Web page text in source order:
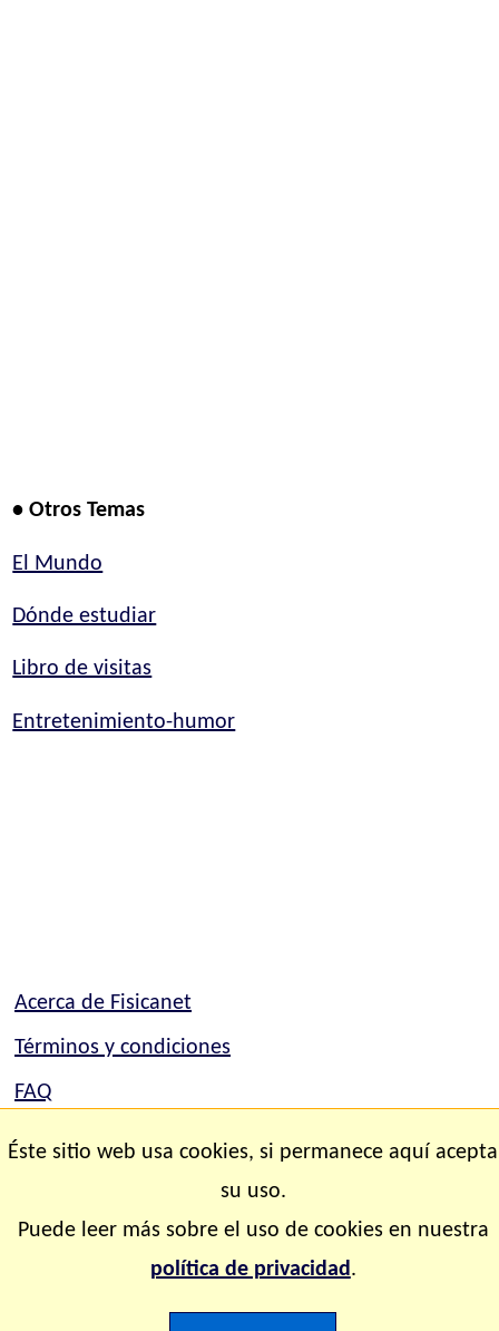
• Otros Temas
El Mundo
Dónde estudiar
Libro de visitas
Entretenimiento-humor
Acerca de Fisicanet
Términos y condiciones
FAQ
Mapa del sitio
Éste sitio web usa cookies, si permanece aquí acepta
su uso.
Puede leer más sobre el uso de cookies en nuestra
política de privacidad.